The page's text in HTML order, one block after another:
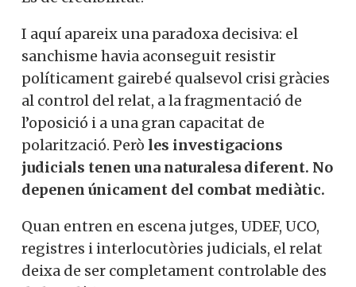
I aquí apareix una paradoxa decisiva: el
sanchisme havia aconseguit resistir
políticament gairebé qualsevol crisi gràcies
al control del relat, a la fragmentació de
l’oposició i a una gran capacitat de
polarització. Però les investigacions
judicials tenen una naturalesa diferent. No
depenen únicament del combat mediàtic.
Quan entren en escena jutges, UDEF, UCO,
registres i interlocutòries judicials, el relat
deixa de ser completament controlable des